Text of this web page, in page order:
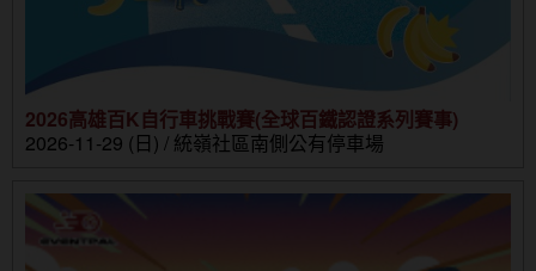
2026高雄百K自行車挑戰賽(全球百鐵認證系列賽事)
2026-11-29 (日) / 統嶺社區南側公有停車場